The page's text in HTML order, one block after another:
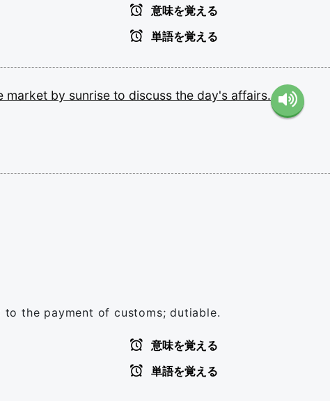
意味を覚える
単語を覚える
market by sunrise to discuss the day's affairs.
the payment of customs; dutiable.
意味を覚える
単語を覚える